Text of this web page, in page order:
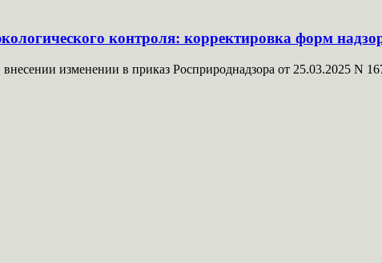
контроля: корректировка форм
изменении в приказ Росприроднадзора от 25.03.2025 N